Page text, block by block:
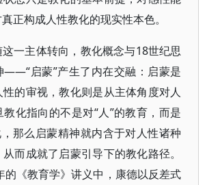
正构成人性教化的现实性本色。
一主体转向，教化概念与18世纪思
——“启蒙”产生了内在交融：启蒙是
的审视，教化则是从主体角度对人
化指向的不是对“人”的教育，而是
那么启蒙精神就内含于对人性诸种
而成就了启蒙引导下的教化路径。
的《教育学》讲义中，康德以反差式